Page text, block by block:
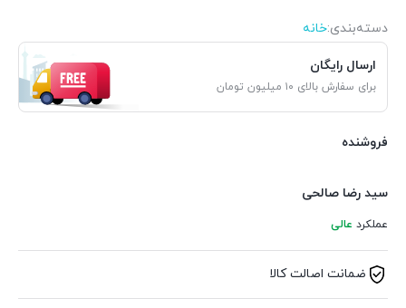
دسته‌بندی‌:خانه
ارسال رایگان
برای سفارش بالای ۱۰ میلیون تومان
فروشنده
سید رضا صالحی
عملکرد عالی
ضمانت اصالت کالا